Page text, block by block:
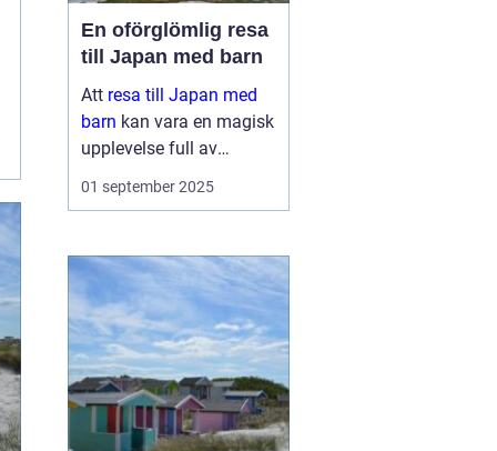
En oförglömlig resa
till Japan med barn
Att resa till Japan med
barn kan vara en magisk
upplevelse full av
äventyr och upptäckter.
Landet bjuder på en unik
kultur och modern...
01 september 2025